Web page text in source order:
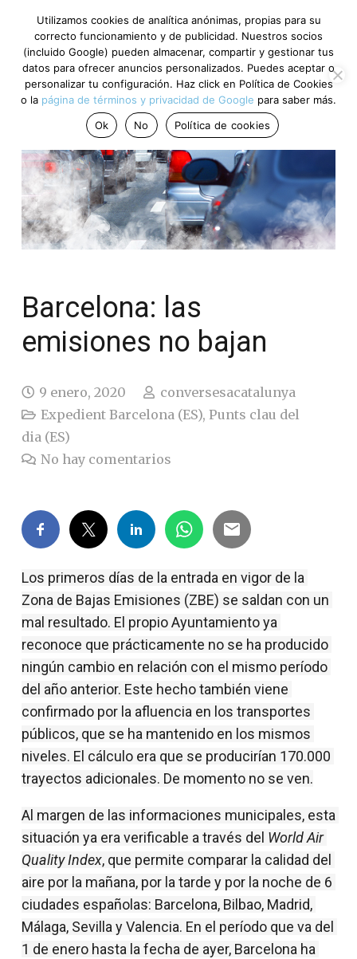
Barcelona: las
emisiones no bajan
9 enero, 2020
conversesacatalunya
Expedient Barcelona (ES),Punts clau del
dia (ES)
No hay comentarios
Los primeros días de la entrada en vigor de la
Zona de Bajas Emisiones (ZBE) se saldan con un
mal resultado. El propio Ayuntamiento ya
reconoce que prácticamente no se ha producido
ningún cambio en relación con el mismo período
del año anterior. Este hecho también viene
confirmado por la afluencia en los transportes
públicos, que se ha mantenido en los mismos
niveles. El cálculo era que se producirían 170.000
trayectos adicionales. De momento no se ven.
Al margen de las informaciones municipales, esta
situación ya era verificable a través del World Air
Quality Index, que permite comparar la calidad del
aire por la mañana, por la tarde y por la noche de 6
ciudades españolas: Barcelona, ​​Bilbao, Madrid,
Málaga, Sevilla y Valencia. En el período que va del
1 de enero hasta la fecha de ayer, Barcelona ha
Utilizamos cookies de analítica anónimas, propias para su
correcto funcionamiento y de publicidad. Nuestros socios
(incluido Google) pueden almacenar, compartir y gestionar tus
datos para ofrecer anuncios personalizados. Puedes aceptar o
personalizar tu configuración. Haz click en Política de Cookies
o la página de términos y privacidad de Google para saber más.
Ok
No Política de cookies